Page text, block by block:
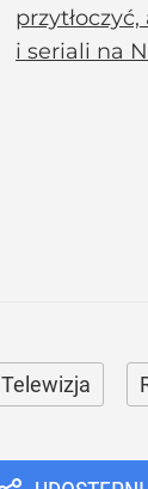
i seriali na
Telewizja